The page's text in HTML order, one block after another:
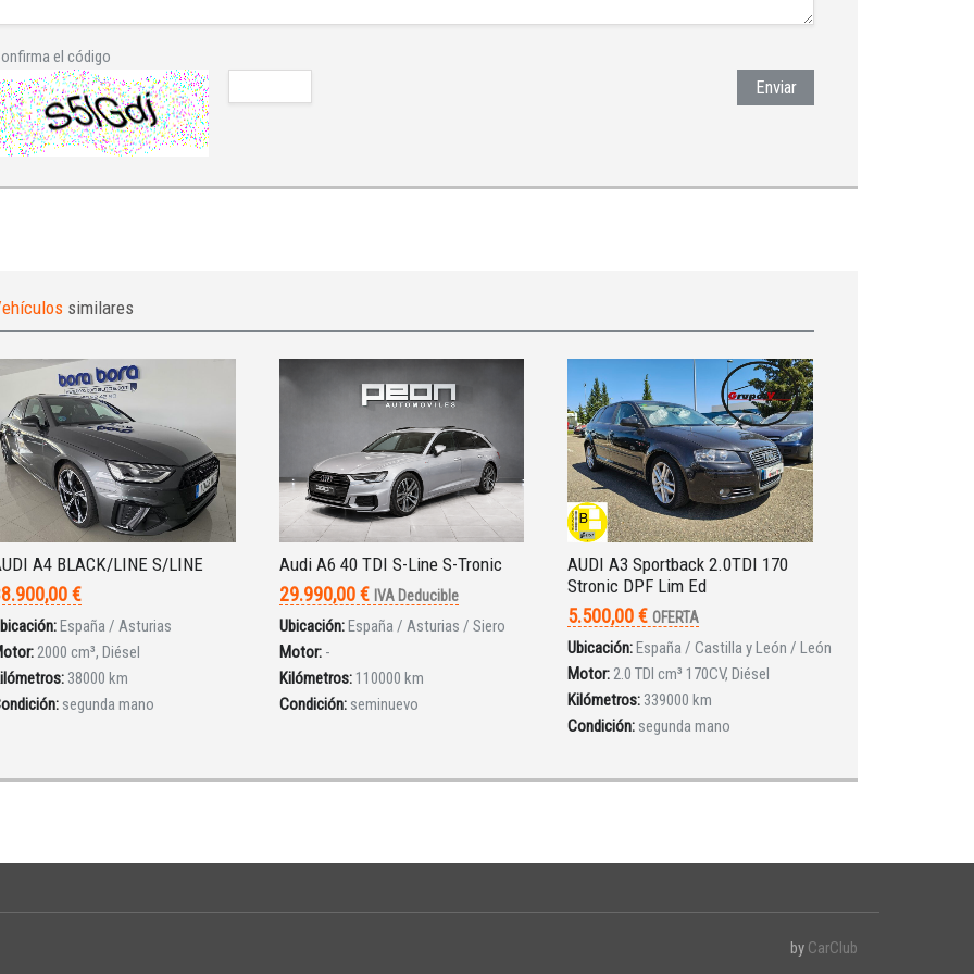
el código
Enviar
similares
A4 BLACK/LINE S/LINE
€
España / Asturias
2000 cm³, Diésel
38000 km
segunda mano
Audi A6 40 TDI S-Line S-Tronic
29.990,00 € IVA Deducible
Ubicación:España / Asturias / Siero
Motor: -
Kilómetros: 110000 km
Condición: seminuevo
AUDI A3 Sportback 2.0TDI 170
Stronic DPF Lim Ed
5.500,00 € OFERTA
Ubicación:España / Castilla y León / León
Motor:2.0 TDI cm³ 170CV, Diésel
Kilómetros: 339000 km
Condición: segunda mano
by CarClub